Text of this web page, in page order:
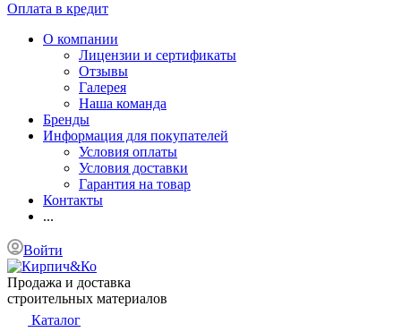
Оплата в кредит
О компании
Лицензии и сертификаты
Отзывы
Галерея
Наша команда
Бренды
Информация для покупателей
Условия оплаты
Условия доставки
Гарантия на товар
Контакты
...
Войти
Продажа и доставка
строительных материалов
Каталог